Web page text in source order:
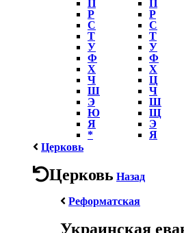
П
Р
С
Т
У
Ф
Х
Ч
Ш
Э
Ю
Я
*
П
Р
С
Т
У
Ф
Х
Ц
Ч
Ш
Щ
Э
Я
Церковь
Церковь Назад
Реформатская
Украинская